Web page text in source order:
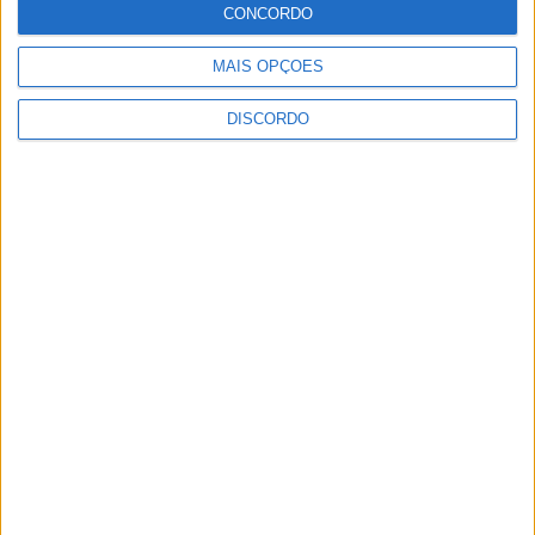
MAIS OPÇÕES
DISCORDO
CONCORDO
7 de Agosto, 2026